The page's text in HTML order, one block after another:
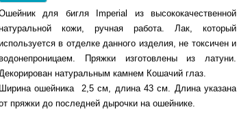
для бигля Imperial из высококачественной
кожи, ручная работа. Лак, который
в отделке данного изделия, не токсичен и
Пряжки изготовлены из латуни.
натуральным камнем Кошачий глаз.
Ширина ошейника 2,5 см, длина 43 см. Длина указана
пряжки до последней дырочки на ошейнике.